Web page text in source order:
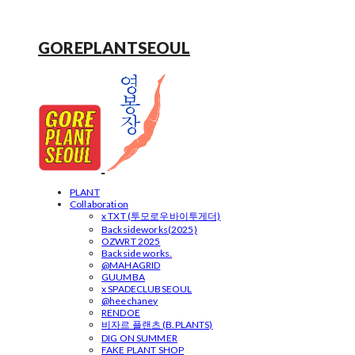
GOREPLANTSEOUL
PLANT
Collaboration
x TXT (투모로우바이투게더)
Backsideworks(2025)
OZWRT 2025
Backside works.
@MAHAGRID
GUUMBA
x SPADECLUBSEOUL
@heechaney
RENDOE
비자르 플랜츠 (B.PLANTS)
DIG ON SUMMER
FAKE PLANT SHOP